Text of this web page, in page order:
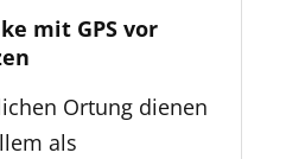
mit GPS vor
Ortung dienen
als